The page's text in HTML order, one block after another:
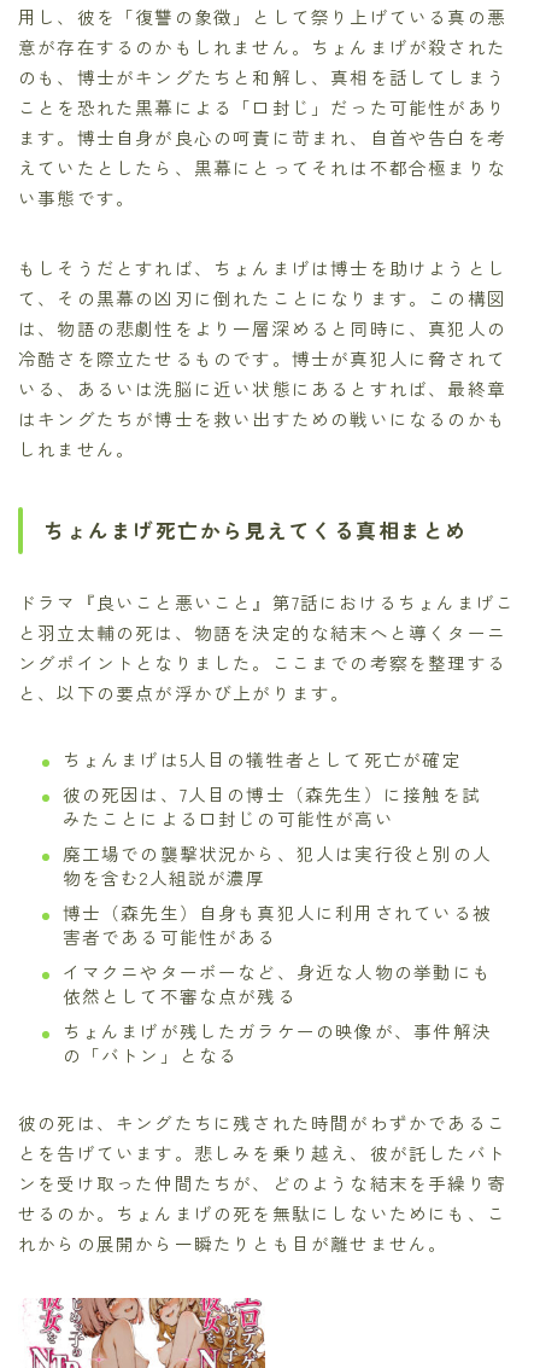
用し、彼を「復讐の象徴」として祭り上げている真の悪
意が存在するのかもしれません。ちょんまげが殺された
のも、博士がキングたちと和解し、真相を話してしまう
ことを恐れた黒幕による「口封じ」だった可能性があり
ます。博士自身が良心の呵責に苛まれ、自首や告白を考
えていたとしたら、黒幕にとってそれは不都合極まりな
い事態です。
もしそうだとすれば、ちょんまげは博士を助けようとし
て、その黒幕の凶刃に倒れたことになります。この構図
は、物語の悲劇性をより一層深めると同時に、真犯人の
冷酷さを際立たせるものです。博士が真犯人に脅されて
いる、あるいは洗脳に近い状態にあるとすれば、最終章
はキングたちが博士を救い出すための戦いになるのかも
しれません。
ちょんまげ死亡から見えてくる真相まとめ
ドラマ『良いこと悪いこと』第7話におけるちょんまげこ
と羽立太輔の死は、物語を決定的な結末へと導くターニ
ングポイントとなりました。ここまでの考察を整理する
と、以下の要点が浮かび上がります。
ちょんまげは5人目の犠牲者として死亡が確定
彼の死因は、7人目の博士（森先生）に接触を試
みたことによる口封じの可能性が高い
廃工場での襲撃状況から、犯人は実行役と別の人
物を含む2人組説が濃厚
博士（森先生）自身も真犯人に利用されている被
害者である可能性がある
イマクニやターボーなど、身近な人物の挙動にも
依然として不審な点が残る
ちょんまげが残したガラケーの映像が、事件解決
の「バトン」となる
彼の死は、キングたちに残された時間がわずかであるこ
とを告げています。悲しみを乗り越え、彼が託したバト
ンを受け取った仲間たちが、どのような結末を手繰り寄
せるのか。ちょんまげの死を無駄にしないためにも、こ
れからの展開から一瞬たりとも目が離せません。